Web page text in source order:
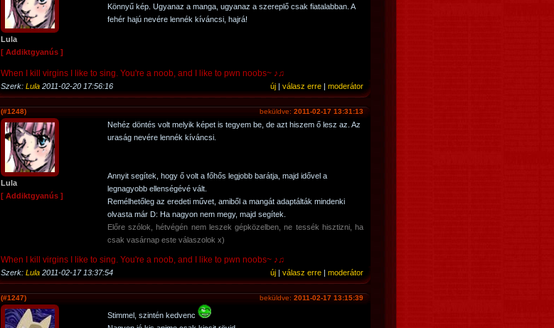
Lula
[ Addiktgyanús ]
Könnyű kép. Ugyanaz a manga, ugyanaz a szereplő csak fiatalabban. A
fehér hajú nevére lennék kíváncsi, hajrá!
When I kill virgins I like to sing. You're a noob, and I like to pwn noobs~ ♪♫
új | válasz erre | moderátor
Szerk: Lula 2011-02-20 17:56:16
beküldve: 2011-02-17 13:31:13
(#1248)
Lula
[ Addiktgyanús ]
Nehéz döntés volt melyik képet is tegyem be, de azt hiszem ő lesz az. Az
uraság nevére lennék kíváncsi.
Annyit segítek, hogy ő volt a főhős legjobb barátja, majd idővel a
legnagyobb ellenségévé vált.
Remélhetőleg az eredeti művet, amiből a mangát adaptálták mindenki
olvasta már D: Ha nagyon nem megy, majd segítek.
Előre szólok, hétvégén nem leszek gépközelben, ne tessék hisztizni, ha
csak vasárnap este válaszolok x)
When I kill virgins I like to sing. You're a noob, and I like to pwn noobs~ ♪♫
új | válasz erre | moderátor
Szerk: Lula 2011-02-17 13:37:54
beküldve: 2011-02-17 13:15:39
(#1247)
Stimmel, szintén kedvenc